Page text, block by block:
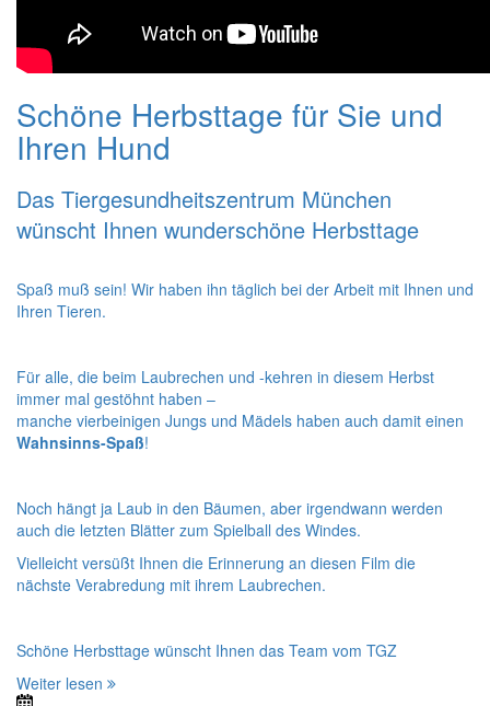
Schöne Herbsttage für Sie und
Ihren Hund
Das Tiergesundheitszentrum München
wünscht Ihnen wunderschöne Herbsttage
Spaß muß sein! Wir haben ihn täglich bei der Arbeit mit Ihnen und
Ihren Tieren.
Für alle, die beim Laubrechen und -kehren in diesem Herbst
immer mal gestöhnt haben –
manche vierbeinigen Jungs und Mädels haben auch damit einen
Wahnsinns-Spaß!
Noch hängt ja Laub in den Bäumen, aber irgendwann werden
auch die letzten Blätter zum Spielball des Windes.
Vielleicht versüßt Ihnen die Erinnerung an diesen Film die
nächste Verabredung mit ihrem Laubrechen.
Schöne Herbsttage wünscht Ihnen das Team vom TGZ
Weiter lesen